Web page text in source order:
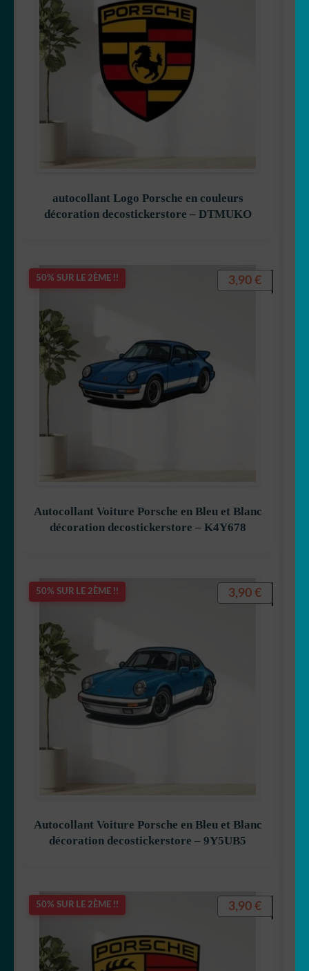
autocollant Logo Porsche en couleurs
décoration decostickerstore – DTMUKO
50% SUR LE 2ÈME !!
Autocollant Voiture Porsche en Bleu et Blanc
décoration decostickerstore – K4Y678
3,90 €
50% SUR LE 2ÈME !!
Autocollant Voiture Porsche en Bleu et Blanc
décoration decostickerstore – 9Y5UB5
3,90 €
50% SUR LE 2ÈME !! 3,90 €